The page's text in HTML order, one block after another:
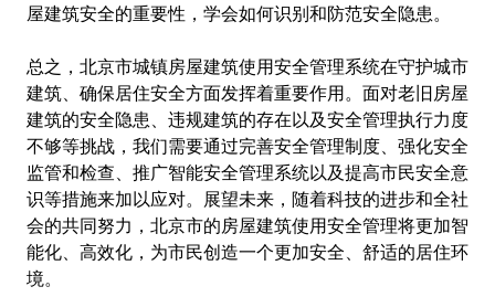
屋建筑安全的重要性，学会如何识别和防范安全隐患。
总之，北京市城镇房屋建筑使用安全管理系统在守护城市
建筑、确保居住安全方面发挥着重要作用。面对老旧房屋
建筑的安全隐患、违规建筑的存在以及安全管理执行力度
不够等挑战，我们需要通过完善安全管理制度、强化安全
监管和检查、推广智能安全管理系统以及提高市民安全意
识等措施来加以应对。展望未来，随着科技的进步和全社
会的共同努力，北京市的房屋建筑使用安全管理将更加智
能化、高效化，为市民创造一个更加安全、舒适的居住环
境。